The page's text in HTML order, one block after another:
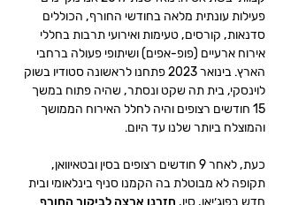
פעילות עונתית מלאה בחודשי החורף, הכוללים
סדנאות, קורסים, טעימות ואירועי תרבות בחללי
אירוח ארעיים (פופ-אפים)ושיתופי פעולה ברחבי
הארץ. בינואר 2023 פתחנו לראשונה סטודיו בשוק
לוינסקי, בית תה שקט ונסתר, שהיה פתוח במשך
15 חודשים רצופים והיה לחלל האירוח הממושך
והמוצלח ביותר שלנו עד היום.
כעת, לאחר 9 חודשים רצופים בסין ובטאיוואן,
תקופה לא מבוטלת בה הקמנו סניף בינלאומי ובית
חדש בפוג׳יאן, סין, חזרנו ארצה לביקור החורף